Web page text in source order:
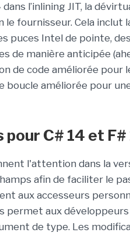
l’inlining JIT, la
fournisseur. Cela inclut
puces Intel de pointe,
de manière anticipée
de code améliorée pour
boucle améliorée pour
C# 14 et F#
l'attention dans la
afin de faciliter le
aux accesseurs
permet aux
de type. Les